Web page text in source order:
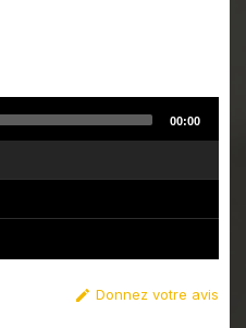
00:00
 Donnez votre avis